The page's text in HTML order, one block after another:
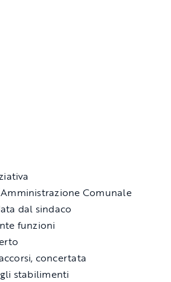
Comunale
dal sindaco
funzioni
concertata
stabilimenti